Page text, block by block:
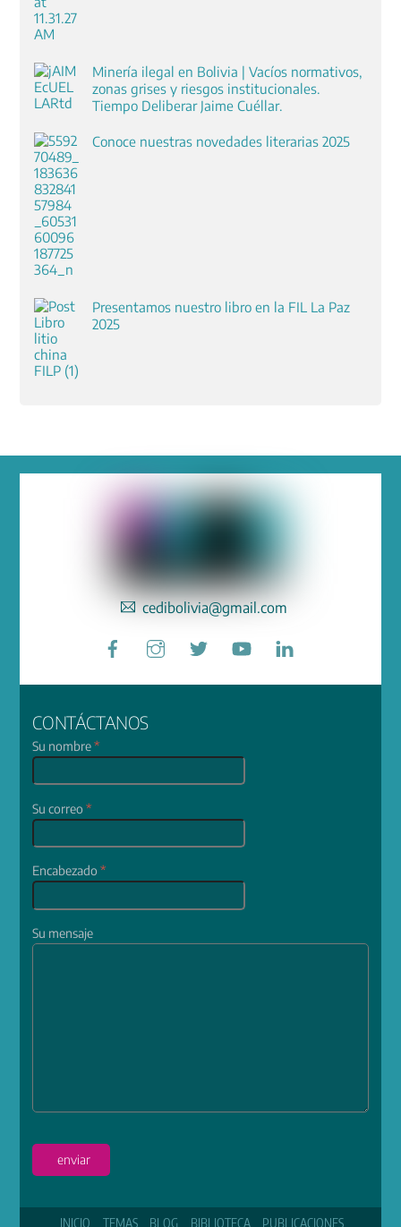
Minería ilegal en Bolivia | Vacíos normativos,
zonas grises y riesgos institucionales.
Tiempo Deliberar Jaime Cuéllar.
Conoce nuestras novedades literarias 2025
Presentamos nuestro libro en la FIL La Paz
2025
cedibolivia@gmail.com
Facebook
CONTÁCTANOS
Su nombre*
Su correo*
Encabezado*
Su mensaje
enviar
INICIO TEMAS BLOG BIBLIOTECA PUBLICACIONES